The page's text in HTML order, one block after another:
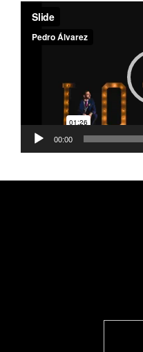
Reproductor
vídeo
00:00